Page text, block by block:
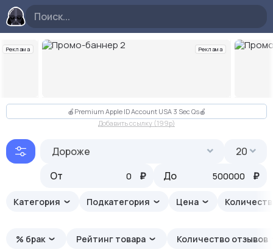
Реклама Реклама
Слайд 2 из 10
🍎Premium Apple ID Account USA 3 Sec Qs🍎
Добавить ссылку (199p)
Дороже
От
₽ До ₽
20
Категория Подкатегория Цена
% брак Рейтинг товара Количество отзывов